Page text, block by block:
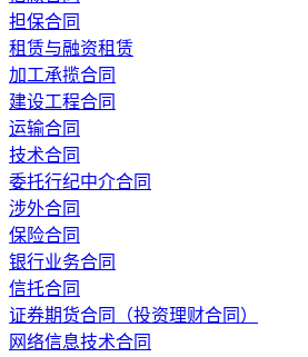
担保合同
租赁与融资租赁
加工承揽合同
建设工程合同
运输合同
技术合同
委托行纪中介合同
涉外合同
保险合同
银行业务合同
信托合同
证券期货合同（投资理财合同）
网络信息技术合同